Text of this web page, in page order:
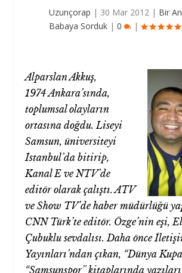
Uzunçorap | 30 Mar 2012 | Bir
Babaya Sorduk |0 |
Alparslan Akkuş,
1974 Ankara’sında,
toplumsal olayların
ortasına doğdu. Liseyi
Samsun, üniversiteyi
İstanbul’da bitirip,
Kanal E ve NTV’de
editör olarak çalıştı. ATV
ve Show TV’de haber müdürlüğü
CNN Türk’te editör. Özge’nin eşi,
Çubuklu sevdalısı. Daha önce
Yayınları’ndan çıkan, “Dünya
“Samsunspor” kitaplarında